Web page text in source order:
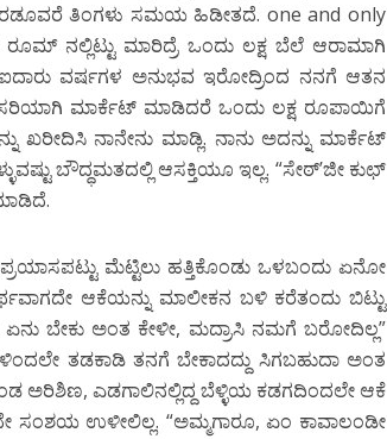
ತಿಂಗಳು ಸಮಯ ಹಿಡೀತದೆ. one and only
ನಲ್ಲಿಟ್ಟು ಮಾರಿದ್ರೆ ಒಂದು ಲಕ್ಷ ಬೆಲೆ ಆರಾಮಾಗಿ
ವರ್ಷಗಳ ಅನುಭವ ಇರೋದ್ರಿಂದ ನನಗೆ ಆತನ
ಸರಿಯಾಗಿ ಮಾರ್ಕೆಟ್ ಮಾಡಿದರೆ ಒಂದು ಲಕ್ಷ ರೂಪಾಯಿಗೆ
ಖರೀದಿಸಿ ನಾನೇನು ಮಾಡ್ಲಿ. ನಾನು ಅದನ್ನು ಮಾರ್ಕೆಟ್
ಬೌದ್ಧಮತದಲ್ಲಿ ಆಸಕ್ತಿಯೂ ಇಲ್ಲ. “ಸೇಠ್’ಜೀ ಕುಛ್
ಮೆಟ್ಟಿಲು ಹತ್ತಿಕೊಂಡು ಒಳಬಂದು ಏನೋ
ಆಕೆಯನ್ನು ಮಾಲೀಕನ ಬಳಿ ಕರೆತಂದು ಬಿಟ್ಟು
ಬೇಕು ಅಂತ ಕೇಳೀ, ಮದ್ರಾಸಿ ನಮಗೆ ಬರೋದಿಲ್ಲ”
ತಡಕಾಡಿ ತನಗೆ ಬೇಕಾದದ್ದು ಸಿಗಬಹುದಾ ಅಂತ
ಅರಿಶಿಣ, ಎಡಗಾಲಿನಲ್ಲಿದ್ದ ಬೆಳ್ಳಿಯ ಕಡಗದಿಂದಲೇ ಆಕೆ
ಸಂಶಯ ಉಳೀಲಿಲ್ಲ. “ಅಮ್ಮಗಾರೂ, ಏಂ ಕಾವಾಲಂಡೀ